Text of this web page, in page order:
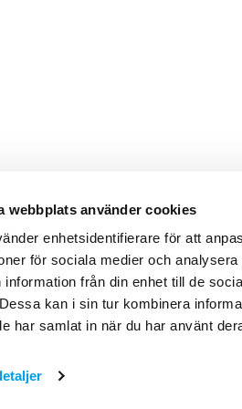
webbplats använder cookies
enhetsidentifierare för att
för sociala medier och
information från din enhet till de
kan i sin tur kombinera
har samlat in när du har använt
Användarvillkor
Integritetspolicy
Öppettider
Ny kund/användare
Våra varumärken